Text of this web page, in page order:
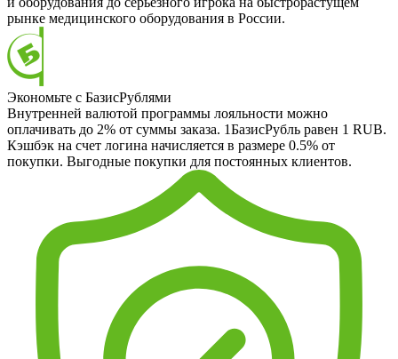
рынке медицинского оборудования в России.
Экономьте с БазисРублями
Внутренней валютой программы лояльности можно
оплачивать до 2% от суммы заказа. 1БазисРубль равен 1 RUB.
Кэшбэк на счет логина начисляется в размере 0.5% от
покупки. Выгодные покупки для постоянных клиентов.